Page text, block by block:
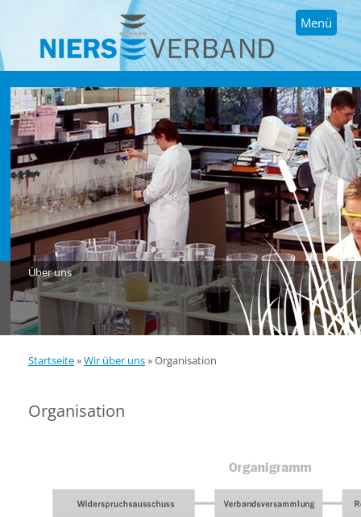
Menü
Über uns
Startseite»Wir über uns»Organisation
Organisation